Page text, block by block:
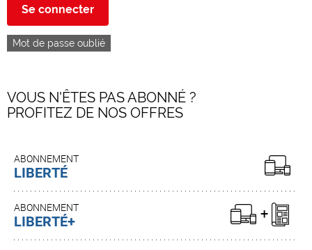
Se connecter
Mot de passe oublié
VOUS N'ÊTES PAS ABONNÉ ?
PROFITEZ DE NOS OFFRES
ABONNEMENT
LIBERTÉ
ABONNEMENT
LIBERTÉ+